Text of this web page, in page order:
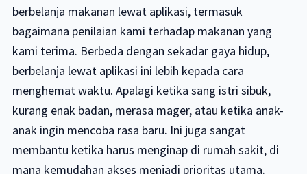
berbelanja makanan lewat aplikasi, termasuk
bagaimana penilaian kami terhadap makanan yang
kami terima. Berbeda dengan sekadar gaya hidup,
berbelanja lewat aplikasi ini lebih kepada cara
menghemat waktu. Apalagi ketika sang istri sibuk,
kurang enak badan, merasa mager, atau ketika anak-
anak ingin mencoba rasa baru. Ini juga sangat
membantu ketika harus menginap di rumah sakit, di
mana kemudahan akses menjadi prioritas utama.